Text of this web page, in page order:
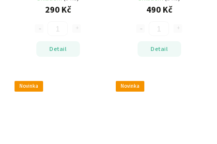
290 Kč
Detail
490 Kč
Detail
Novinka Novinka